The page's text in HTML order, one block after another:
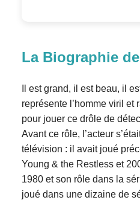
La Biographie
Il est grand, il est beau, il
représente l’homme viril et
pour jouer ce drôle de
Avant ce rôle, l’acteur
télévision : il avait joué
Young & the Restless et
1980 et son rôle dans la
joué dans une dizaine de